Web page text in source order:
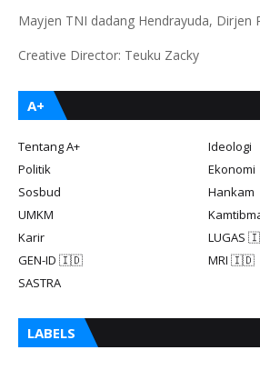
Mayjen TNI dadang Hendrayuda, Dirjen
Creative Director: Teuku Zacky
A+
Tentang A+
Ideologi
Politik
Ekonomi
Sosbud
Hankam
UMKM
Karir
LUGAS
GEN-ID 🇮🇩
MRI 🇮🇩
SASTRA
LABELS